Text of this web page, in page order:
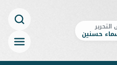
حسنين